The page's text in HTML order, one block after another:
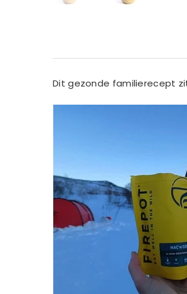
Dit gezonde familierecept